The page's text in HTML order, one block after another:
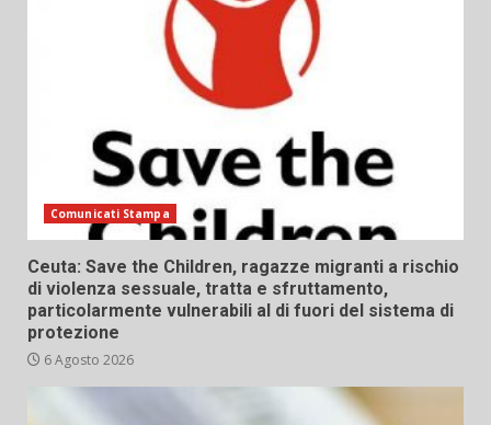
Comunicati Stampa
Ceuta: Save the Children, ragazze migranti a rischio
di violenza sessuale, tratta e sfruttamento,
particolarmente vulnerabili al di fuori del sistema di
protezione
6 Agosto 2026